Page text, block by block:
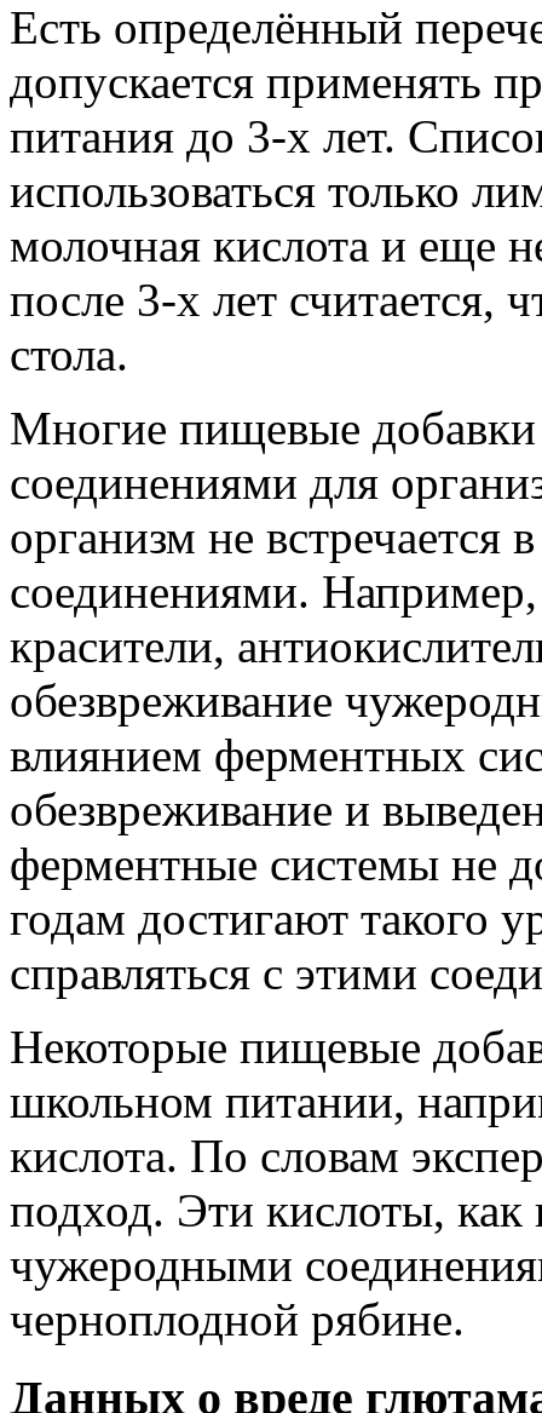
Есть определённый
допускается применять
питания до 3-х лет.
использоваться только
молочная кислота и еще
после 3-x лет считается,
стола.
Многие пищевые
соединениями для
организм не встречается
соединениями. Например,
красители,
обезвреживание
влиянием ферментных
обезвреживание и
ферментные системы не
годам достигают такого
справляться с этими
Некоторые пищевые
школьном питании,
кислота. По словам
подход. Эти кислоты, как
чужеродными
черноплодной рябине.
Данных о вреде